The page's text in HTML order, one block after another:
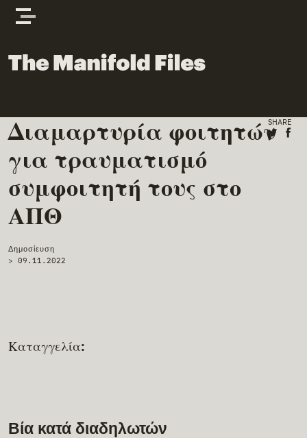
Skip to content
The Manifold Files
Main Page Content
Δημοσίευση
> 09.11.2022
SHARE
Share
Διαμαρτυρία φοιτητών
για τραυματισμό
συμφοιτητή τους στο
ΑΠΘ
Καταγγελία:
Βία κατά διαδηλωτών